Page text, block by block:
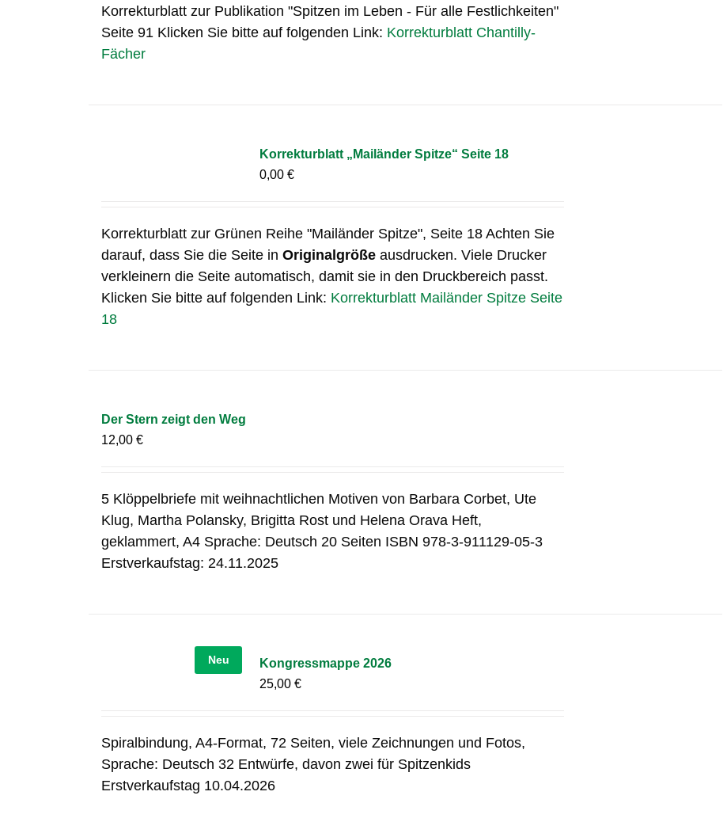
Korrekturblatt zur Publikation "Spitzen im Leben - Für alle Festlichkeiten"
Seite 91 Klicken Sie bitte auf folgenden Link: Korrekturblatt Chantilly-
Fächer
Korrekturblatt „Mailänder Spitze“ Seite 18
0,00€
Korrekturblatt zur Grünen Reihe "Mailänder Spitze", Seite 18 Achten Sie
darauf, dass Sie die Seite inOriginalgröße ausdrucken. Viele Drucker
verkleinern die Seite automatisch, damit sie in den Druckbereich passt.
Klicken Sie bitte auf folgenden Link: Korrekturblatt Mailänder Spitze Seite
18
Der Stern zeigt den Weg
12,00€
5 Klöppelbriefe mit weihnachtlichen Motiven von Barbara Corbet, Ute
Klug, Martha Polansky, Brigitta Rost und Helena Orava Heft,
geklammert, A4 Sprache: Deutsch 20 Seiten ISBN 978-3-911129-05-3
Erstverkaufstag: 24.11.2025
Neu
Kongressmappe 2026
25,00€
Spiralbindung, A4-Format, 72 Seiten, viele Zeichnungen und Fotos,
Sprache: Deutsch 32 Entwürfe, davon zwei für Spitzenkids
Erstverkaufstag 10.04.2026